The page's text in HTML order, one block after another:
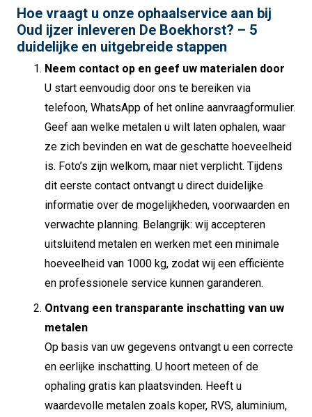
Hoe vraagt u onze ophaalservice aan bij
Oud ijzer inleveren De Boekhorst? – 5
duidelijke en uitgebreide stappen
Neem contact op en geef uw materialen door
U start eenvoudig door ons te bereiken via
telefoon, WhatsApp of het online aanvraagformulier.
Geef aan welke metalen u wilt laten ophalen, waar
ze zich bevinden en wat de geschatte hoeveelheid
is. Foto’s zijn welkom, maar niet verplicht. Tijdens
dit eerste contact ontvangt u direct duidelijke
informatie over de mogelijkheden, voorwaarden en
verwachte planning. Belangrijk: wij accepteren
uitsluitend metalen en werken met een minimale
hoeveelheid van 1000 kg, zodat wij een efficiënte
en professionele service kunnen garanderen.
Ontvang een transparante inschatting van uw
metalen
Op basis van uw gegevens ontvangt u een correcte
en eerlijke inschatting. U hoort meteen of de
ophaling gratis kan plaatsvinden. Heeft u
waardevolle metalen zoals koper, RVS, aluminium,